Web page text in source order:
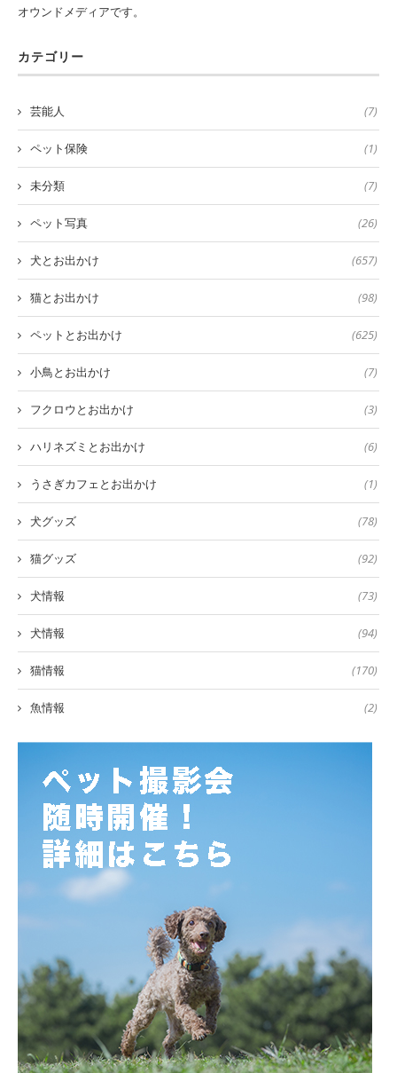
オウンドメディアです。
カテゴリー
芸能人 (7)
ペット保険 (1)
未分類 (7)
ペット写真 (26)
犬とお出かけ (657)
猫とお出かけ (98)
ペットとお出かけ (625)
小鳥とお出かけ (7)
フクロウとお出かけ (3)
ハリネズミとお出かけ (6)
うさぎカフェとお出かけ (1)
犬グッズ (78)
猫グッズ (92)
犬情報 (73)
犬情報 (94)
猫情報 (170)
魚情報 (2)